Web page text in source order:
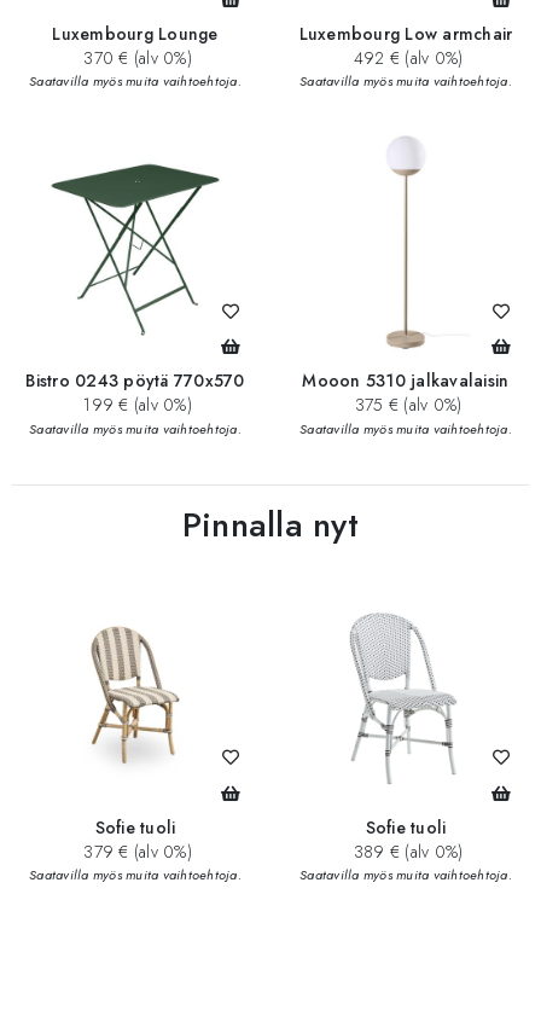
Luxembourg Lounge
370 € (alv 0%)
Saatavilla myös muita vaihtoehtoja.
Luxembourg Low armchair
492 € (alv 0%)
Saatavilla myös muita vaihtoehtoja.
Bistro 0243 pöytä 770x570
199 € (alv 0%)
Saatavilla myös muita vaihtoehtoja.
Mooon 5310 jalkavalaisin
375 € (alv 0%)
Saatavilla myös muita vaihtoehtoja.
Pinnalla nyt
Sofie tuoli
379 € (alv 0%)
Saatavilla myös muita vaihtoehtoja.
Sofie tuoli
389 € (alv 0%)
Saatavilla myös muita vaihtoehtoja.